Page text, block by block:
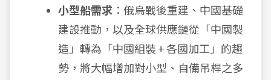
小型船需求 ：俄烏戰後重建、中國基礎
建設推動，以及全球供應鏈從「中國製
造」轉為「中國組裝 + 各國加工」的趨
勢，將大幅增加對小型、自備吊桿之多